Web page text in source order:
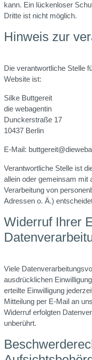
kann. Ein lückenloser
Dritte ist nicht möglich.
Hinweis zur
Die verantwortliche Stelle
Website ist:
Silke Buttgereit
die webagentin
Dunckerstraße 17
10437 Berlin
E-Mail:
Verantwortliche Stelle ist
allein oder gemeinsam mit
Verarbeitung von
Adressen o. Ä.)
Widerruf Ihrer
Viele
ausdrücklichen
erteilte Einwilligung
Mitteilung per E-Mail an
Widerruf erfolgten
unberührt.